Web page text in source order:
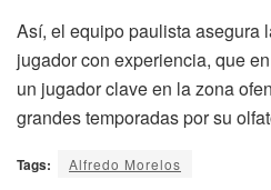
Así, el equipo paulista asegura
jugador con experiencia, que
un jugador clave en la zona
grandes temporadas por su
Tags: Alfredo Morelos